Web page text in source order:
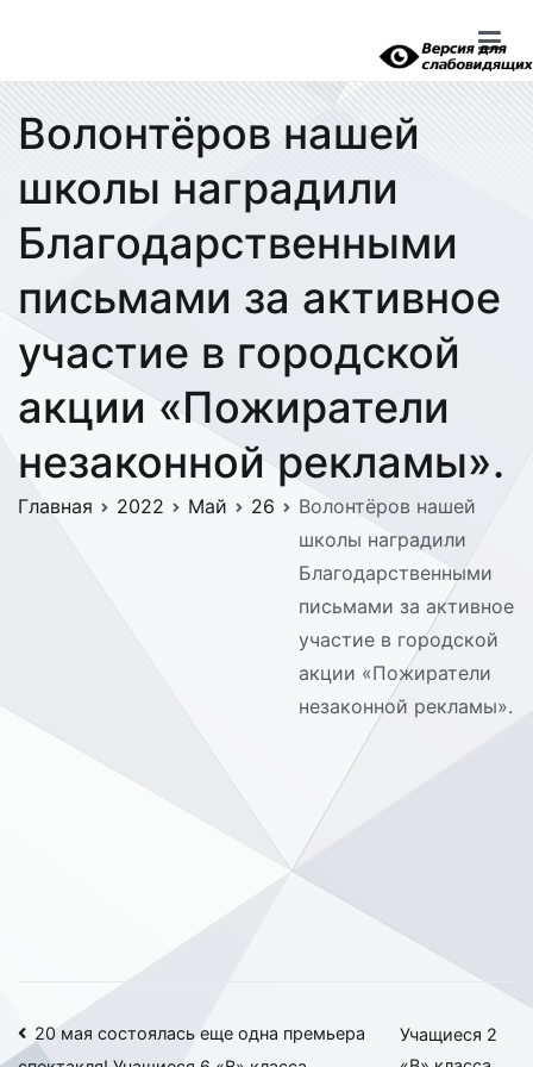
Волонтёров нашей
школы наградили
Благодарственными
письмами за активное
участие в городской
акции «Пожиратели
незаконной рекламы».
Главная 2022 Май 26
Волонтёров нашей
школы наградили
Благодарственными
письмами за активное
участие в городской
акции «Пожиратели
незаконной рекламы».
Навигация
20 мая состоялась еще одна премьера
Учащиеся 2